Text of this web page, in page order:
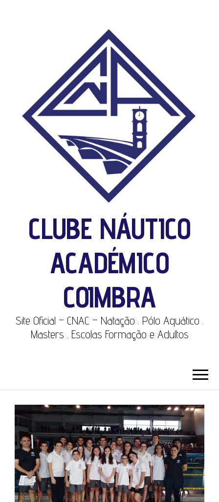
CLUBE NÁUTICO
ACADÉMICO
COIMBRA
Site Oficial – CNAC – Natação . Pólo Aquático .
Masters . Escolas Formação e Adultos